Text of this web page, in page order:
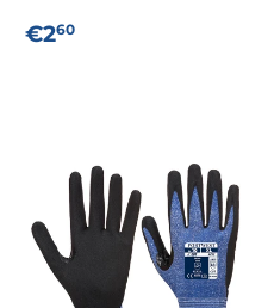
PREZZO
€260